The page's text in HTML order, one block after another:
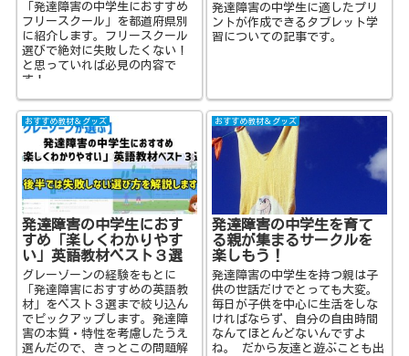
「発達障害の中学生におすすめ
フリースクール」を都道府県別
に紹介します。フリースクール
選びで絶対に失敗したくない！
と思っていれば必見の内容で
す！
発達障害の中学生に適したプリ
ントが作成できるタブレット学
習についての記事です。
おすすめ教材＆グッズ
発達障害の中学生におす
すめ「楽しくわかりやす
い」英語教材ベスト３選
グレーゾーンの経験をもとに
「発達障害におすすめの英語教
材」をベスト３選まで絞り込ん
でピックアップします。発達障
害の本質・特性を考慮したうえ
選んだので、きっとこの問題解
おすすめ教材＆グッズ
発達障害の中学生を育て
る親が集まるサークルを
楽しもう！
発達障害の中学生を持つ親は子
供の世話だけでとっても大変。
毎日が子供を中心に生活をしな
ければならず、自分の自由時間
なんてほとんどないんですよ
ね。 だから友達と遊ぶことも出